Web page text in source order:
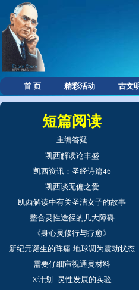
首 页 精彩活动 古文
短篇阅读
主编答疑
凯西解读论丰盛
凯西资讯：圣经诗篇46
凯西谈无偏之爱
凯西解读中有关圣洁女子的故事
整合灵性途径的几大障碍
《身心灵修行与疗愈》
新纪元诞生的阵痛:地球调为震动状态
需要仔细审视通灵材料
X计划--灵性发展的实验